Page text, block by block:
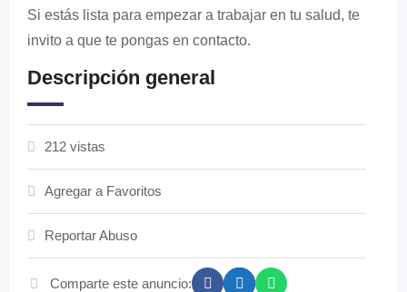
Si estás lista para empezar a trabajar en tu salud, te
invito a que te pongas en contacto.
Descripción general
212 vistas
Agregar a Favoritos
Reportar Abuso
Comparte este anuncio: